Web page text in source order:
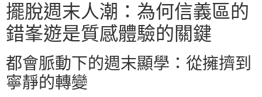
擺脫週末人潮：為何信義區的
錯峯遊是質感體驗的關鍵
都會脈動下的週末顯學：從擁擠到
寧靜的轉變